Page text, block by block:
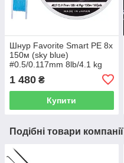
Шнур Favorite Smart PE 8x
150м (sky blue)
#0.5/0.117mm 8lb/4.1 kg
1 480 ₴
Купити
Подібні товари компанії